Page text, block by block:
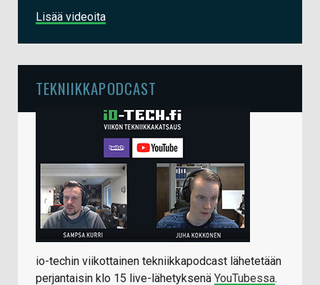
Lisää videoita
TEKNIIKKAPODCAST
io-techin viikottainen tekniikkapodcast lähetetään
perjantaisin klo 15 live-lähetyksenä YouTubessa.